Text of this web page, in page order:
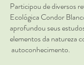
Participou de diversos
Ecológica Condor
aprofundou seus
elementos da natureza
autoconhecimento.